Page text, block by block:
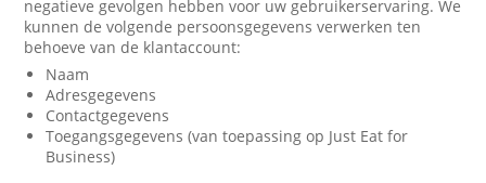
negatieve gevolgen hebben voor uw gebruikerservaring. We
kunnen de volgende persoonsgegevens verwerken ten
behoeve van de klantaccount:
Naam
Adresgegevens
Contactgegevens
Toegangsgegevens (van toepassing op Just Eat for
Business)